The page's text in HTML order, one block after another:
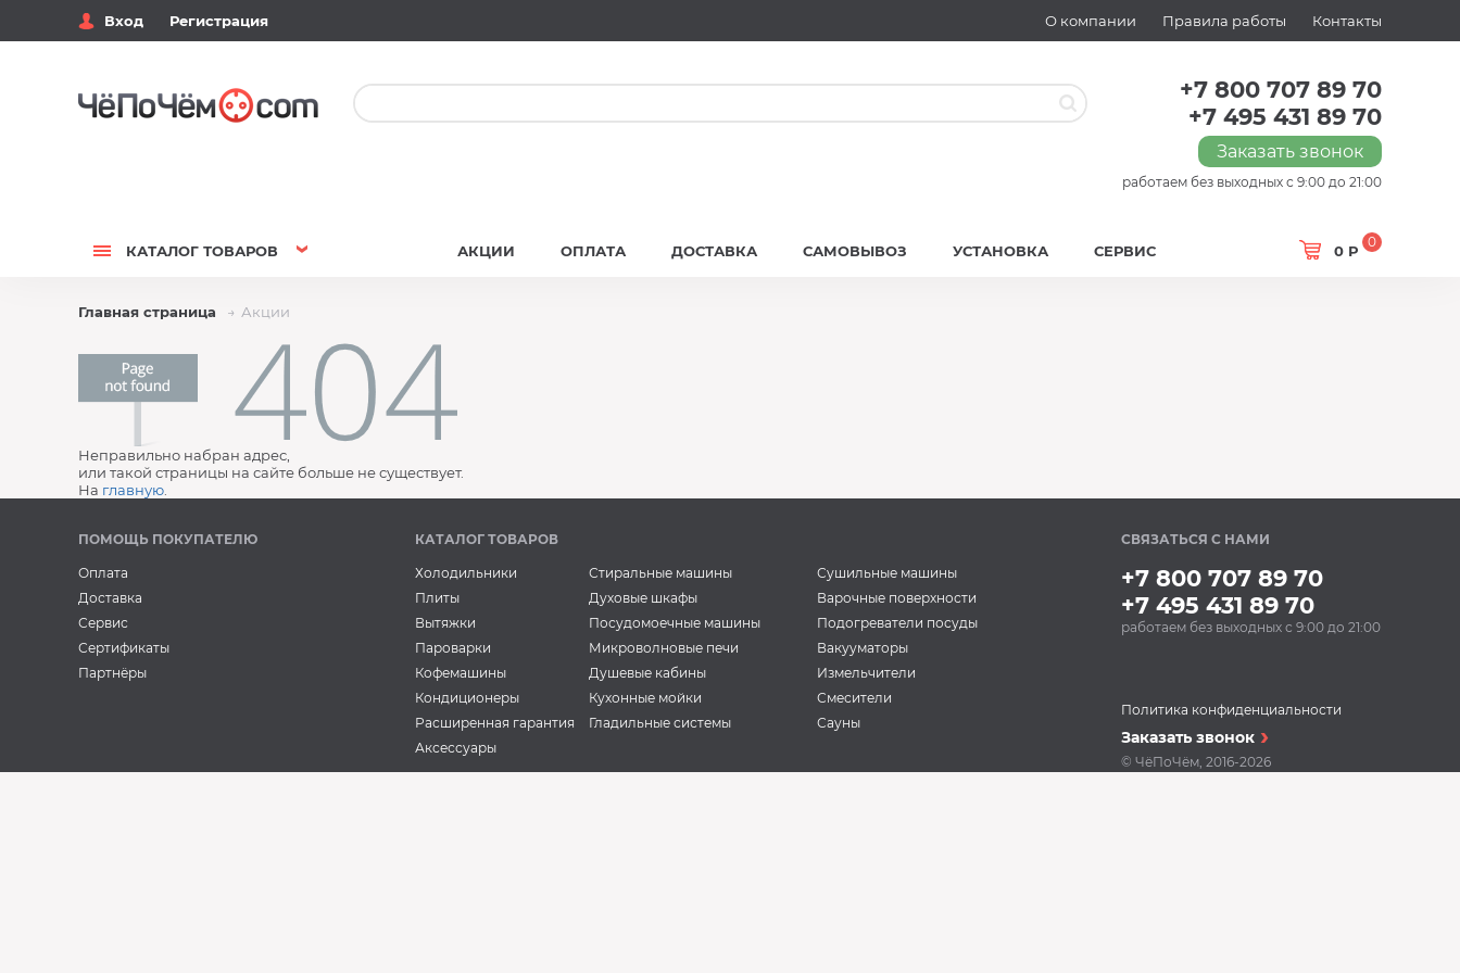
Вход Регистрация О компании Правила работы Контакты
+7 800 707 89 70
+7 495 431 89 70
Заказать звонок
работаем без выходных с 9:00 до 21:00
КАТАЛОГ ТОВАРОВ 0 Р
0
АКЦИИ ОПЛАТА ДОСТАВКА САМОВЫВОЗ УСТАНОВКА СЕРВИС
Главная страница Акции
Неправильно набран адрес,
или такой страницы на сайте больше не существует.
На главную
ПОМОЩЬ ПОКУПАТЕЛЮ
Оплата
Доставка
Сервис
Сертификаты
Партнёры
СВЯЗАТЬСЯ С НАМИ
+7 800 707 89 70
+7 495 431 89 70
работаем без выходных с 9:00 до 21:00
Политика конфиденциальности
Заказать звонок
© ЧёПоЧём, 2016-2026
КАТАЛОГ ТОВАРОВ
Холодильники Стиральные машины
Сушильные машины
Плиты
Духовые шкафы
Варочные поверхности
Вытяжки
Посудомоечные машины
Подогреватели посуды
Пароварки
Микроволновые печи
Вакууматоры
Кофемашины
Душевые кабины
Измельчители
Кондиционеры
Кухонные мойки
Смесители
Расширенная гарантия
Гладильные системы
Сауны
Аксессуары